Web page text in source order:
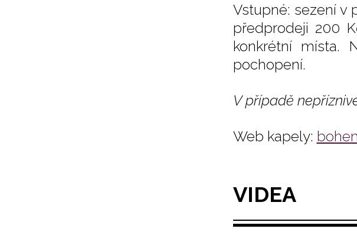
Vstupné: sezení v
předprodeji 200
konkrétní místa.
pochopení.
V případě
Web kapely:
VIDEA